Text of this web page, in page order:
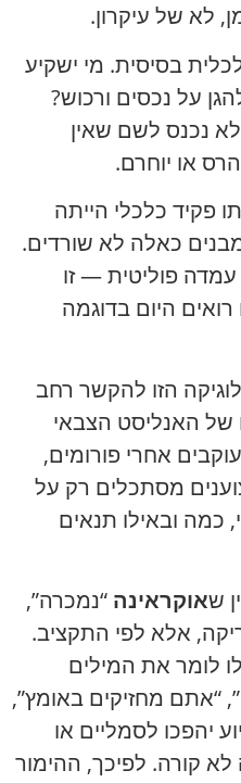
לא של עיקרון.
בסיסית. מי ישקיע
על נכסים ורכוש?
נכנס לשם שאין
או יוחרם.
פקיד כלכלי הייתה
כאלה לא שורדים.
פוליטית — זו
היום בדוגמה
הזו להקשר רחב
של האנליסט הצבאי
אחרי פורומים,
מסתכלים רק על
ובאילו תנאים
שאוקראינה “נמכרה”,
אלא לפי התקציב.
לומר את המילים
“אתם מחזיקים באומץ”,
יהפכו לסמליים או
לא קורה. לפיכך, ההימור